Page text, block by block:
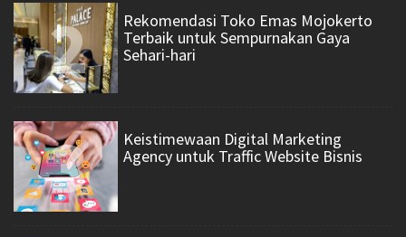
2
Rekomendasi Toko Emas Mojokerto
Terbaik untuk Sempurnakan Gaya
Sehari-hari
3
Keistimewaan Digital Marketing
Agency untuk Traffic Website Bisnis